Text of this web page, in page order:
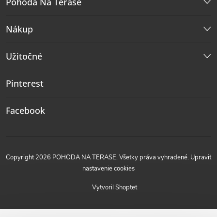
Nákup
Užitočné
Pinterest
Facebook
Vytvoril Shoptet
Copyright 2026 POHODA NA TERASE. Všetky práva vyhradené. Upraviť
nastavenie cookies